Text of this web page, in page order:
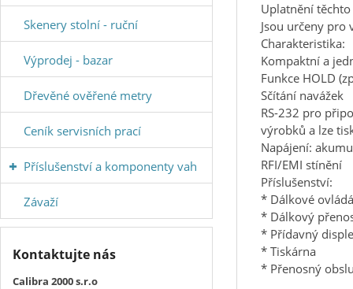
Uplatnění
Jsou určeny
Charakteristika:
Kompaktní a
Funkce HOLD
Sčítání navážek
RS-232 pro
výrobků a lze
Napájení:
RFI/EMI stínění
Příslušenství:
* Dálkové
* Dálkový
* Přídavný
* Tiskárna
* Přenosný
Skenery stolní - ruční
Výprodej - bazar
Dřevěné ověřené metry
Ceník servisních prací
Příslušenství a komponenty vah
Závaží
Kontaktujte nás
Calibra 2000 s.r.o